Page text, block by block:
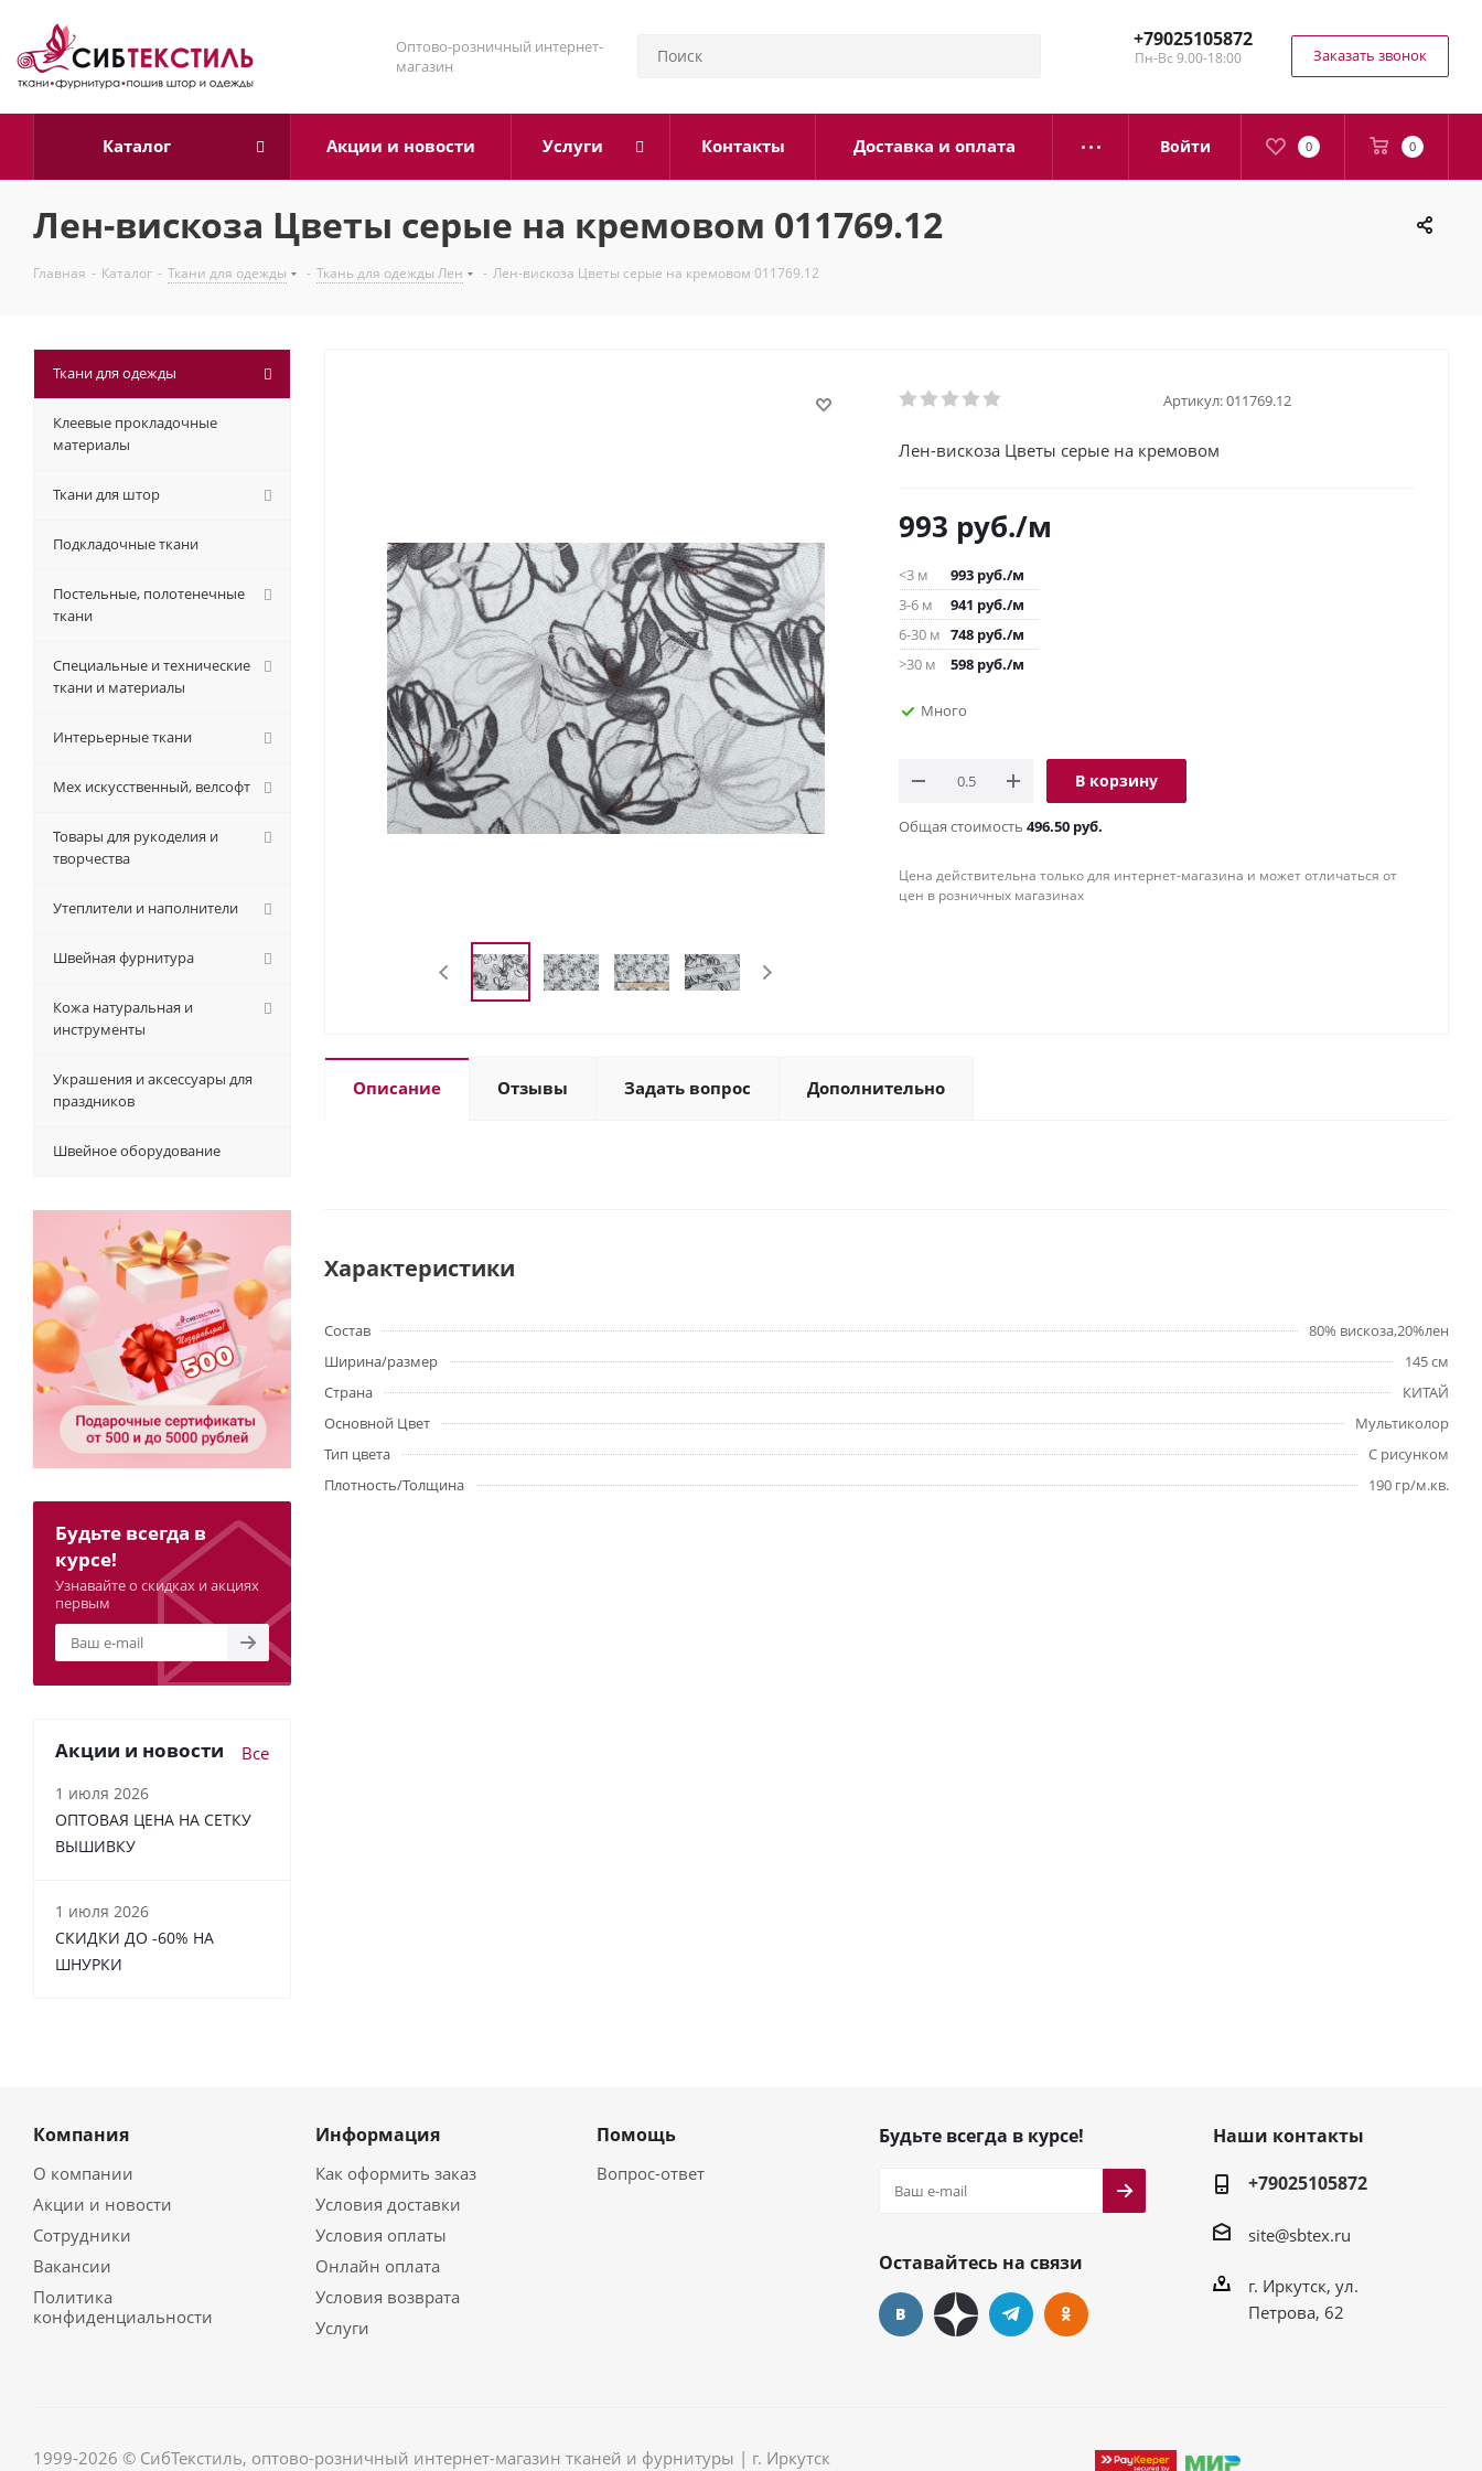
Оптово-розничный интернет-
магазин
+79025105872
Пн-Вс 9.00-18:00 Заказать звонок
0 0
Войти
Каталог Акции и новости Услуги Контакты Доставка и оплата
Лен-вискоза Цветы серые на кремовом 011769.12
Главная - Каталог - Ткани для одежды - Ткань для одежды Лен - Лен-вискоза Цветы серые на кремовом 011769.12
Артикул:011769.12
Лен-вискоза Цветы серые на кремовом
993 руб./м
<3 м 993 руб./м
3-6 м
941 руб./м
6-30 м 748 руб./м
>30 м
598 руб./м
Много
В корзину
Общая стоимость 496.50 руб.
Цена действительна только для интернет-магазина и может отличаться от
цен в розничных магазинах
Описание Отзывы Задать вопрос Дополнительно
Характеристики
Состав
80% вискоза,20%лен
Ширина/размер
145 см
Страна
КИТАЙ
Основной Цвет
Мультиколор
Тип цвета
С рисунком
Плотность/Толщина
190 гр/м.кв.
Ткани для одежды
Клеевые прокладочные
материалы
Ткани для штор
Подкладочные ткани
Постельные, полотенечные
ткани
Специальные и технические
ткани и материалы
Интерьерные ткани
Мех искусственный, велсофт
Товары для рукоделия и
творчества
Утеплители и наполнители
Швейная фурнитура
Кожа натуральная и
инструменты
Украшения и аксессуары для
праздников
Швейное оборудование
Будьте всегда в
курсе!
Узнавайте о скидках и акциях
первым
Акции и новости Все
1 июля 2026
ОПТОВАЯ ЦЕНА НА СЕТКУ
ВЫШИВКУ
1 июля 2026
СКИДКИ ДО -60% НА
ШНУРКИ
Компания
О компании
Акции и новости
Сотрудники
Вакансии
Политика
конфиденциальности
Информация
Как оформить заказ
Условия доставки
Условия оплаты
Онлайн оплата
Условия возврата
Услуги
Помощь
Вопрос-ответ
Будьте всегда в курсе!
Оставайтесь на связи
Наши контакты
+79025105872
site@sbtex.ru
г. Иркутск, ул.
Петрова, 62
1999-2026 © СибТекстиль, оптово-розничный интернет-магазин тканей и фурнитуры | г. Иркутск